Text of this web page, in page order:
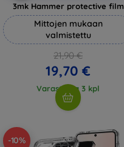
3mk Hammer protective film
Mittojen mukaan
valmistettu
21,90 €
19,70 €
Varastossa 3 kpl
-10%